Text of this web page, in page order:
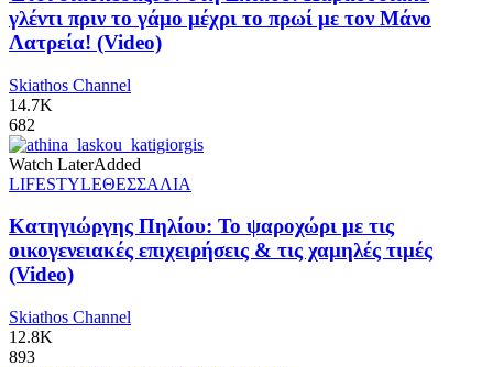
γλέντι πριν το γάμο μέχρι το πρωί με τον Μάνο
Λατρεία! (Video)
Skiathos Channel
14.7K
682
Watch LaterAdded
LIFESTYLEΘΕΣΣΑΛΙΑ
Κατηγιώργης Πηλίου: Το ψαροχώρι με τις
οικογενειακές επιχειρήσεις & τις χαμηλές τιμές
(Video)
Skiathos Channel
12.8K
893